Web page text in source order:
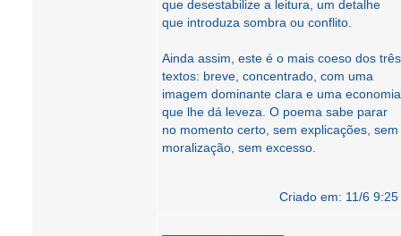
que desestabilize a leitura, um detalhe
que introduza sombra ou conflito.
Ainda assim, este é o mais coeso dos três
textos: breve, concentrado, com uma
imagem dominante clara e uma economia
que lhe dá leveza. O poema sabe parar
no momento certo, sem explicações, sem
moralização, sem excesso.
Criado em: 11/6 9:25